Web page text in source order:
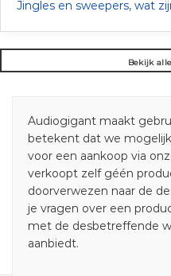
Jingles en sweepers, wat
Bekijk
Audiogigant maakt
betekent dat we
voor een aankoop via
verkoopt zelf géén
doorverwezen naar de
je vragen over een
met de desbetreffende
aanbiedt.